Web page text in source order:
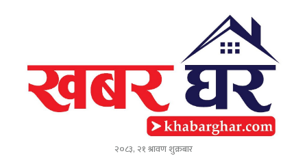
२०८३, २१ श्रावण शुक्रबार